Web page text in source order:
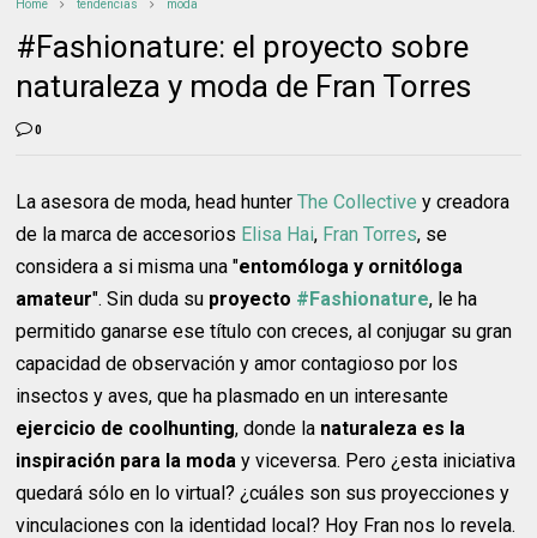
Home tendencias moda
#Fashionature: el proyecto sobre
naturaleza y moda de Fran Torres
0
La asesora de moda, head hunterThe Collective y creadora
de la marca de accesorios Elisa Hai, Fran Torres, se
considera a si misma una "entomóloga y ornitóloga
amateur". Sin duda su proyecto #Fashionature, le ha
permitido ganarse ese título con creces, al conjugar su gran
capacidad de observación y amor contagioso por los
insectos y aves, que ha plasmado en un interesante
ejercicio de coolhunting, donde la naturaleza es la
inspiración para la moda y viceversa. Pero ¿esta iniciativa
quedará sólo en lo virtual? ¿cuáles son sus proyecciones y
vinculaciones con la identidad local? Hoy Fran nos lo revela.